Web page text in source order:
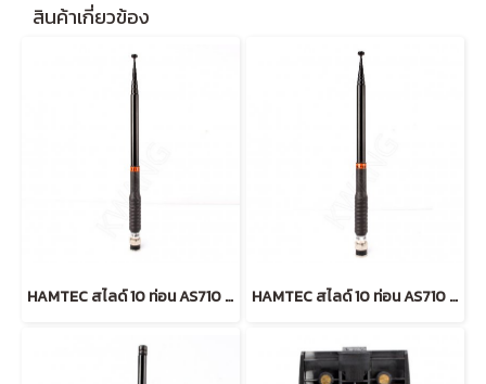
สินค้าเกี่ยวข้อง
HAMTEC สไลด์ 10 ท่อน AS710 163-170 MHz (ฺฺBLACK) HAMTEC สไลด์ 10 ท่อน AS710 153-160 MHz (ฺฺBLACK)